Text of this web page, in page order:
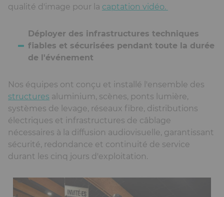
qualité d'image pour la captation vidéo.
Déployer des infrastructures techniques
fiables et sécurisées pendant toute la durée
de l'événement
Nos équipes ont conçu et installé l'ensemble des
structures aluminium, scènes, ponts lumière,
systèmes de levage, réseaux fibre, distributions
électriques et infrastructures de câblage
nécessaires à la diffusion audiovisuelle, garantissant
sécurité, redondance et continuité de service
durant les cinq jours d'exploitation.